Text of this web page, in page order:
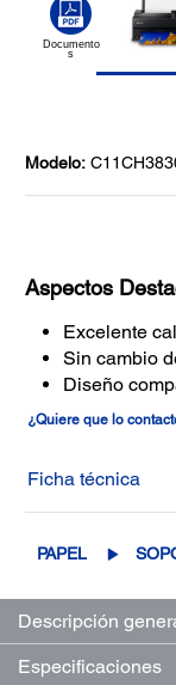
Modelo:
Aspectos
Excelente
Sin cambio
Diseño
¿Quiere que lo
Ficha técnica
PAPEL
Descripción
Especificaciones